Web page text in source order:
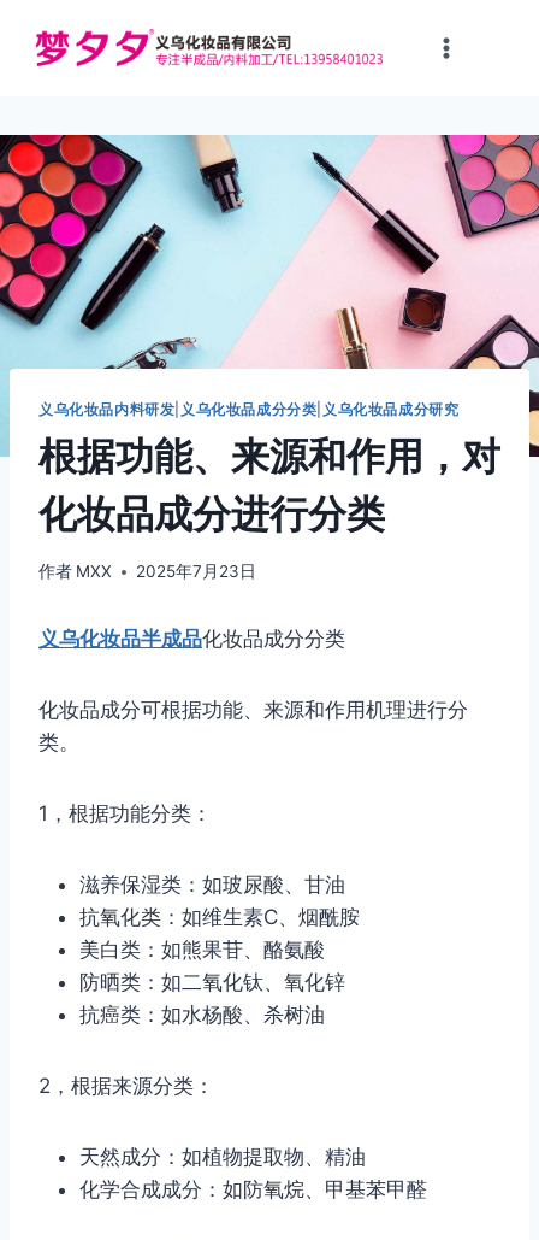
义乌化妆品内料研发 义乌化妆品成分分类 义乌化妆品成分研究
根据功能、来源和作用，对
化妆品成分进行分类
作者 MXX 2025年7月23日
义乌化妆品半成品化妆品成分分类
化妆品成分可根据功能、来源和作用机理进行分
类。
1，根据功能分类：
滋养保湿类：如玻尿酸、甘油
抗氧化类：如维生素C、烟酰胺
美白类：如熊果苷、酪氨酸
防晒类：如二氧化钛、氧化锌
抗癌类：如水杨酸、杀树油
2，根据来源分类：
天然成分：如植物提取物、精油
化学合成成分：如防氧烷、甲基苯甲醛